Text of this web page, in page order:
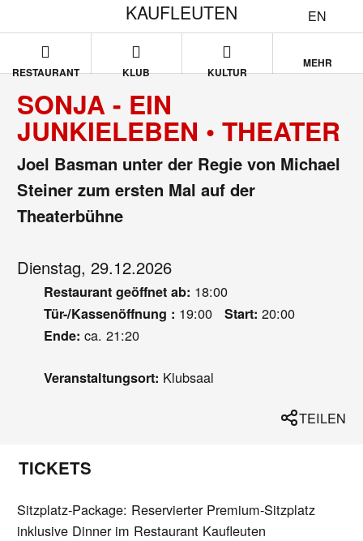
EN
KAUFLEUTEN
RESTAURANT KLUB KULTUR
MEHR
SONJA - EIN
JUNKIELEBEN • THEATER
Joel Basman unter der Regie von Michael
Steiner zum ersten Mal auf der
Theaterbühne
Dienstag, 29.12.2026
Restaurant geöffnet ab: 18:00
Tür-/Kassenöffnung : 19:00 Start: 20:00
Ende: ca. 21:20
Veranstaltungsort: Klubsaal
TEILEN
TICKETS
Sitzplatz-Package: Reservierter Premium-Sitzplatz
inklusive Dinner im Restaurant Kaufleuten